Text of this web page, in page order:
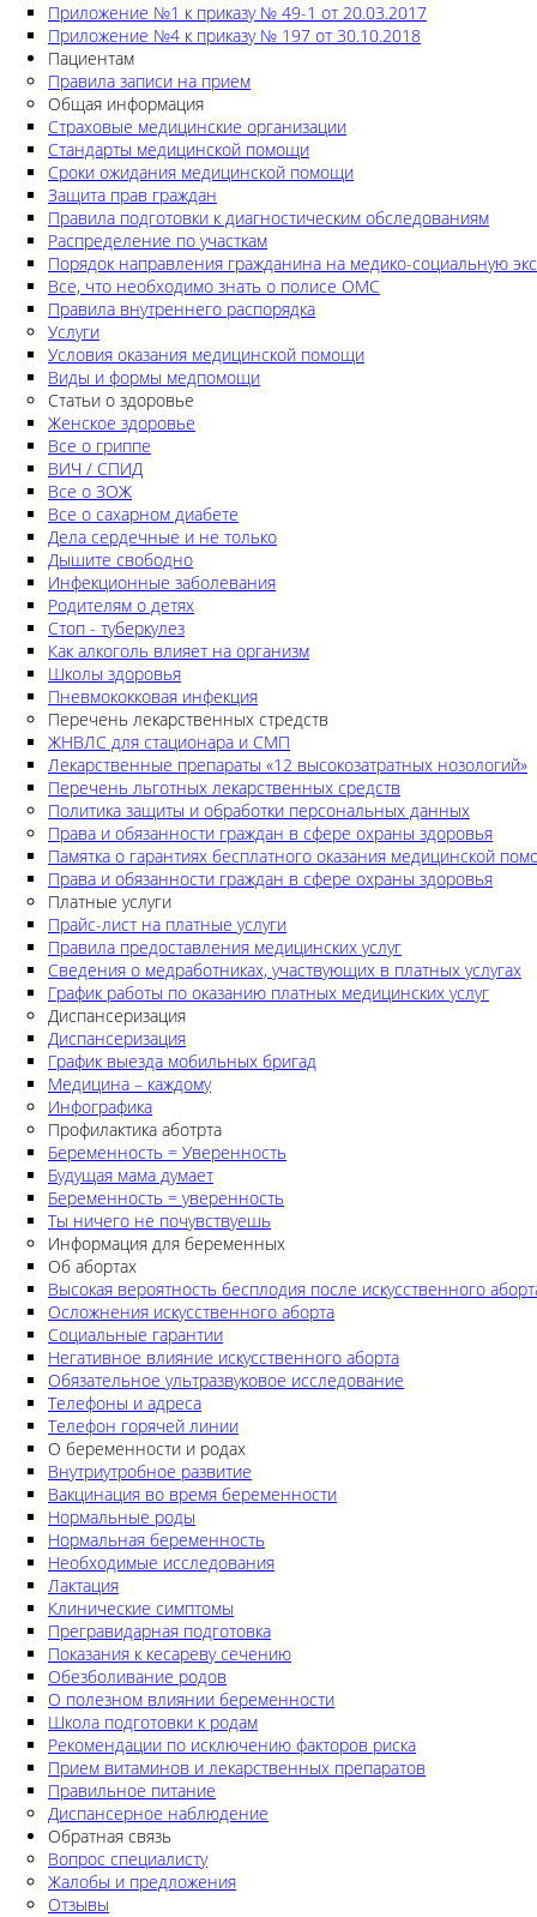
Приложение №1 к приказу № 49-1 от 20.03.2017
Приложение №4 к приказу № 197 от 30.10.2018
Пациентам
Правила записи на прием
Общая информация
Страховые медицинские организации
Стандарты медицинской помощи
Сроки ожидания медицинской помощи
Защита прав граждан
Правила подготовки к диагностическим обследованиям
Распределение по участкам
Порядок направления гражданина на медико-социальную
Все, что необходимо знать о полисе ОМС
Правила внутреннего распорядка
Услуги
Условия оказания медицинской помощи
Виды и формы медпомощи
Статьи о здоровье
Женское здоровье
Все о гриппе
ВИЧ / СПИД
Все о ЗОЖ
Все о сахарном диабете
Дела сердечные и не только
Дышите свободно
Инфекционные заболевания
Родителям о детях
Стоп - туберкулез
Как алкоголь влияет на организм
Школы здоровья
Пневмококковая инфекция
Перечень лекарственных стредств
ЖНВЛС для стационара и СМП
Лекарственные препараты «12 высокозатратных нозологий»
Перечень льготных лекарственных средств
Политика защиты и обработки персональных данных
Права и обязанности граждан в сфере охраны здоровья
Памятка о гарантиях бесплатного оказания медицинской
Права и обязанности граждан в сфере охраны здоровья
Платные услуги
Прайс-лист на платные услуги
Правила предоставления медицинских услуг
Сведения о медработниках, участвующих в платных услугах
График работы по оказанию платных медицинских услуг
Диспансеризация
Диспансеризация
График выезда мобильных бригад
Медицина – каждому
Инфографика
Профилактика аботрта
Беременность = Уверенность
Будущая мама думает
Беременность = уверенность
Ты ничего не почувствуешь
Информация для беременных
Об абортах
Высокая вероятность бесплодия после искусственного
Осложнения искусственного аборта
Социальные гарантии
Негативное влияние искусственного аборта
Обязательное ультразвуковое исследование
Телефоны и адреса
Телефон горячей линии
О беременности и родах
Внутриутробное развитие
Вакцинация во время беременности
Нормальные роды
Нормальная беременность
Необходимые исследования
Лактация
Клинические симптомы
Прегравидарная подготовка
Показания к кесареву сечению
Обезболивание родов
О полезном влиянии беременности
Школа подготовки к родам
Рекомендации по исключению факторов риска
Прием витаминов и лекарственных препаратов
Правильное питание
Диспансерное наблюдение
Обратная связь
Вопрос специалисту
Жалобы и предложения
Отзывы